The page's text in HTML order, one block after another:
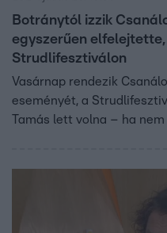
Botránytól izzik
egyszerűen
Strudlifesztiválon
Vasárnap rendezik
eseményét, a
Tamás lett volna – ha